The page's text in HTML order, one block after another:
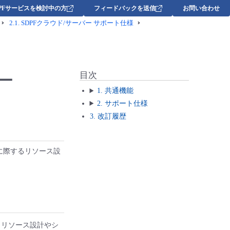
サービスを検討中の方 フィードバックを送信 お問い合わせ
2.1. SDPFクラウド/サーバー サポート仕様
際するリソース設
ソース設計やシ
目次
1. 共通機能
2. サポート仕様
3. 改訂履歴